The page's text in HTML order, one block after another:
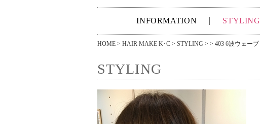
INFORMATION STYLING
HOME > HAIR MAKE K･C > STYLING > > 403 6波ウェーブ
STYLING